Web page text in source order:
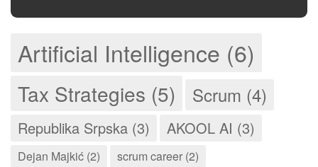
Artificial Intelligence (6)
Tax Strategies (5) Scrum (4)
Republika Srpska (3) AKOOL AI (3)
Dejan Majkić (2)
scrum career (2)